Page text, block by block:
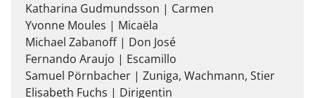
Katharina Gudmundsson | Carmen
Yvonne Moules | Micaëla
Michael Zabanoff | Don José
Fernando Araujo | Escamillo
Samuel Pörnbacher | Zuniga, Wachmann, Stier
Elisabeth Fuchs | Dirigentin